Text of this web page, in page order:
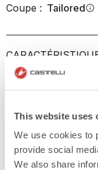
This website uses
We use cookies to
provide social
We also share
Coupe : Tailoredinfo